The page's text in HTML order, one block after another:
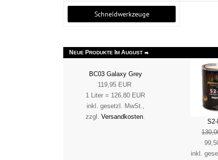
Schneidwerkzeuge
NEUE PRODUKTE M AUGUST
BC03 Galaxy Grey
119,95 EUR
1 Liter = 126,80 EUR
inkl. gesetzl. MwSt.,
zzgl. Versandkosten.
inkl.